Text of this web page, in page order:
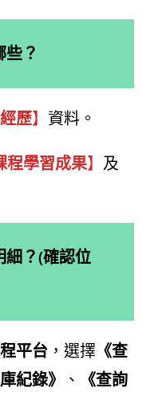
些？
歷】 資料。
程學習成果】 及
細？(確認位
平台 ，選擇 《查
紀錄》
、
《查詢